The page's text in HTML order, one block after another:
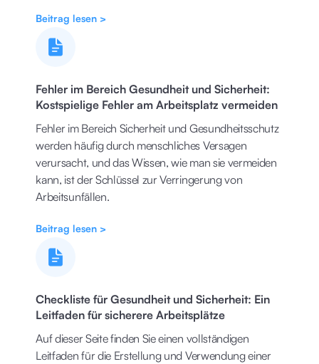
Beitrag lesen >
Fehler im Bereich Gesundheit und Sicherheit:
Kostspielige Fehler am Arbeitsplatz vermeiden
Fehler im Bereich Sicherheit und Gesundheitsschutz
werden häufig durch menschliches Versagen
verursacht, und das Wissen, wie man sie vermeiden
kann, ist der Schlüssel zur Verringerung von
Arbeitsunfällen.
Beitrag lesen >
Checkliste für Gesundheit und Sicherheit: Ein
Leitfaden für sicherere Arbeitsplätze
Auf dieser Seite finden Sie einen vollständigen
Leitfaden für die Erstellung und Verwendung einer